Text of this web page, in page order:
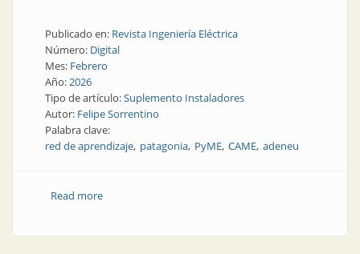
Publicado en: Revista Ingeniería Eléctrica
Número: Digital
Mes: Febrero
Año:2026
Tipo de artículo:Suplemento Instaladores
Autor: Felipe Sorrentino
Palabra clave:
red de aprendizaje patagonia PyME CAME adeneu
Read moreabout Se consolida la primera red de aprendizaje en